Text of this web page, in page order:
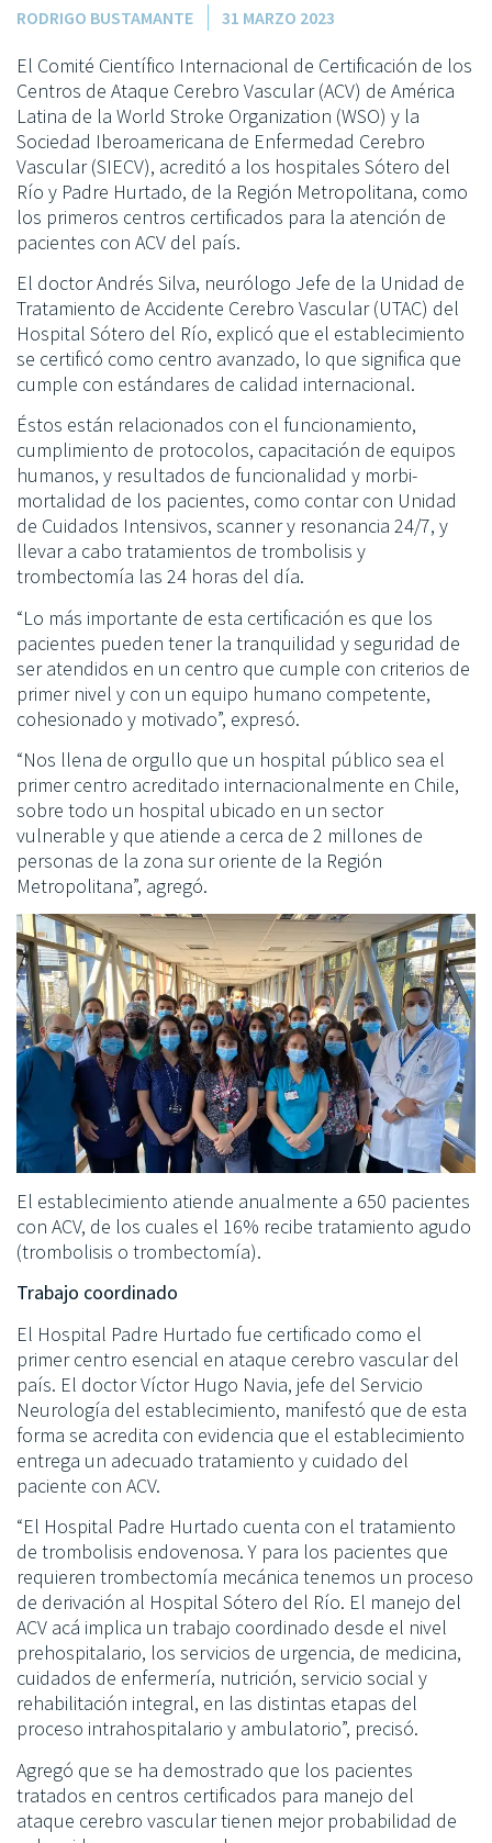
RODRIGO BUSTAMANTE 31 MARZO 2023
El Comité Científico Internacional de Certificación de los
Centros de Ataque Cerebro Vascular (ACV) de América
Latina de la World Stroke Organization (WSO) y la
Sociedad Iberoamericana de Enfermedad Cerebro
Vascular (SIECV), acreditó a los hospitales Sótero del
Río y Padre Hurtado, de la Región Metropolitana, como
los primeros centros certificados para la atención de
pacientes con ACV del país.
El doctor Andrés Silva, neurólogo Jefe de la Unidad de
Tratamiento de Accidente Cerebro Vascular (UTAC) del
Hospital Sótero del Río, explicó que el establecimiento
se certificó como centro avanzado, lo que significa que
cumple con estándares de calidad internacional.
Éstos están relacionados con el funcionamiento,
cumplimiento de protocolos, capacitación de equipos
humanos, y resultados de funcionalidad y morbi-
mortalidad de los pacientes, como contar con Unidad
de Cuidados Intensivos, scanner y resonancia 24/7, y
llevar a cabo tratamientos de trombolisis y
trombectomía las 24 horas del día.
“Lo más importante de esta certificación es que los
pacientes pueden tener la tranquilidad y seguridad de
ser atendidos en un centro que cumple con criterios de
primer nivel y con un equipo humano competente,
cohesionado y motivado”, expresó.
“Nos llena de orgullo que un hospital público sea el
primer centro acreditado internacionalmente en Chile,
sobre todo un hospital ubicado en un sector
vulnerable y que atiende a cerca de 2 millones de
personas de la zona sur oriente de la Región
Metropolitana”, agregó.
El establecimiento atiende anualmente a 650 pacientes
con ACV, de los cuales el 16% recibe tratamiento agudo
(trombolisis o trombectomía).
Trabajo coordinado
El Hospital Padre Hurtado fue certificado como el
primer centro esencial en ataque cerebro vascular del
país. El doctor Víctor Hugo Navia, jefe del Servicio
Neurología del establecimiento, manifestó que de esta
forma se acredita con evidencia que el establecimiento
entrega un adecuado tratamiento y cuidado del
paciente con ACV.
“El Hospital Padre Hurtado cuenta con el tratamiento
de trombolisis endovenosa. Y para los pacientes que
requieren trombectomía mecánica tenemos un proceso
de derivación al Hospital Sótero del Río. El manejo del
ACV acá implica un trabajo coordinado desde el nivel
prehospitalario, los servicios de urgencia, de medicina,
cuidados de enfermería, nutrición, servicio social y
rehabilitación integral, en las distintas etapas del
proceso intrahospitalario y ambulatorio”, precisó.
Agregó que se ha demostrado que los pacientes
tratados en centros certificados para manejo del
ataque cerebro vascular tienen mejor probabilidad de